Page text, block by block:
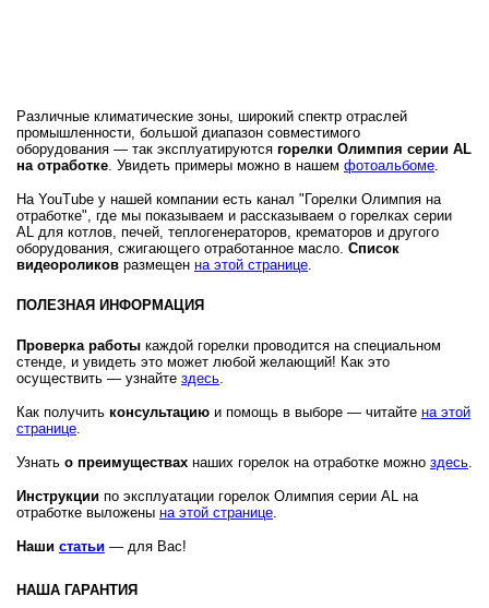
Различные климатические зоны, широкий спектр отраслей
промышленности, большой диапазон совместимого
оборудования — так эксплуатируются горелки Олимпия серии AL
на отработке . Увидеть примеры можно в нашем фотоальбоме
На YouTube у нашей компании есть канал "Горелки Олимпия на
отработке", где мы показываем и рассказываем о горелках серии
AL для котлов, печей, теплогенераторов, крематоров и другого
оборудования, сжигающего отработанное масло. Список
видеороликов размещен на этой странице
ПОЛЕЗНАЯ ИНФОРМАЦИЯ
Проверка работы каждой горелки проводится на специальном
стенде, и увидеть это может любой желающий! Как это
осуществить — узнайте здесь.
Как получить консультацию и помощь в выборе — читайте на этой
странице.
Узнать о преимуществах наших горелок на отработке можно здесь.
Инструкции по эксплуатации горелок Олимпия серии AL на
отработке выложены на этой странице.
Наши статьи — для Вас!
НАША ГАРАНТИЯ